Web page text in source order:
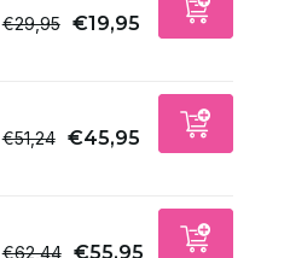
Uitverkocht
Uitverkocht
€29,95 €19,95
€51,24 €45,95
€62,44 €55,95